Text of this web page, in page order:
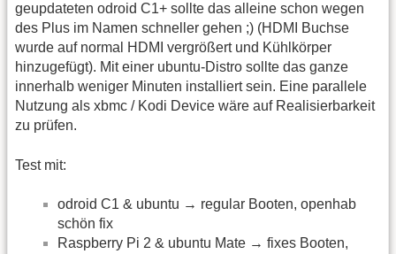
geupdateten odroid C1+ sollte das alleine schon wegen
des Plus im Namen schneller gehen ;) (HDMI Buchse
wurde auf normal HDMI vergrößert und Kühlkörper
hinzugefügt). Mit einer ubuntu-Distro sollte das ganze
innerhalb weniger Minuten installiert sein. Eine parallele
Nutzung als xbmc / Kodi Device wäre auf Realisierbarkeit
zu prüfen.
Test mit:
odroid C1 & ubuntu → regular Booten, openhab
schön fix
Raspberry Pi 2 & ubuntu Mate → fixes Booten,